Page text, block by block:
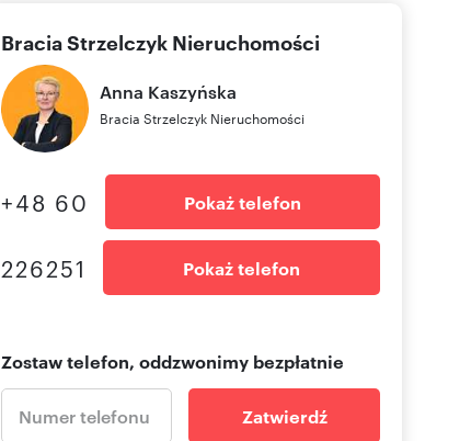
Bracia Strzelczyk Nieruchomości
Anna Kaszyńska
Bracia Strzelczyk Nieruchomości
+48 60 Pokaż telefon
226251 Pokaż telefon
Zostaw telefon, oddzwonimy bezpłatnie
Zatwierdź